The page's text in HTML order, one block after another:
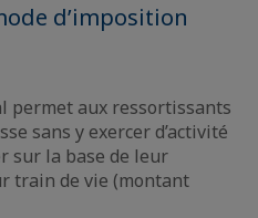
d’imposition
permet aux ressortissants
sans y exercer d’activité
sur la base de leur
train de vie (montant